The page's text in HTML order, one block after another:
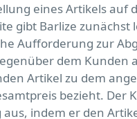
eines Artikels auf
gibt Barlize zunächst
Aufforderung zur
dem Kunden
Artikel zu dem
bezieht. Der
indem er den